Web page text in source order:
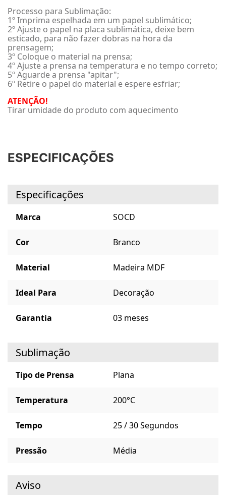
Processo para Sublimação:
1º Imprima espelhada em um papel sublimático;
2º Ajuste o papel na placa sublimática, deixe bem
esticado, para não fazer dobras na hora da
prensagem;
3º Coloque o material na prensa;
4º Ajuste a prensa na temperatura e no tempo correto;
5º Aguarde a prensa "apitar";
6º Retire o papel do material e espere esfriar;
ATENÇÃO!
Tirar umidade do produto com aquecimento
ESPECIFICAÇÕES
Especificações
Marca SOCD
Cor Branco
Material Madeira MDF
Ideal Para Decoração
Garantia 03 meses
Sublimação
Tipo de Prensa Plana
Temperatura 200°C
Tempo 25 / 30 Segundos
Pressão Média
Aviso